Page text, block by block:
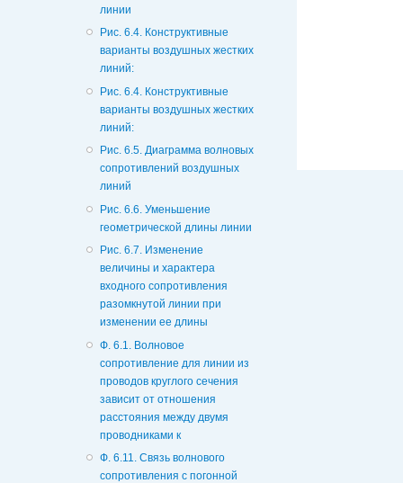
линии
Рис. 6.4. Конструктивные
варианты воздушных жестких
линий:
Рис. 6.4. Конструктивные
варианты воздушных жестких
линий:
Рис. 6.5. Диаграмма волновых
сопротивлений воздушных
линий
Рис. 6.6. Уменьшение
геометрической длины линии
Рис. 6.7. Изменение
величины и характера
входного сопротивления
разомкнутой линии при
изменении ее длины
Ф. 6.1. Волновое
сопротивление для линии из
проводов круглого сечения
зависит от отношения
расстояния между двумя
проводниками к
Ф. 6.11. Связь волнового
сопротивления с погонной